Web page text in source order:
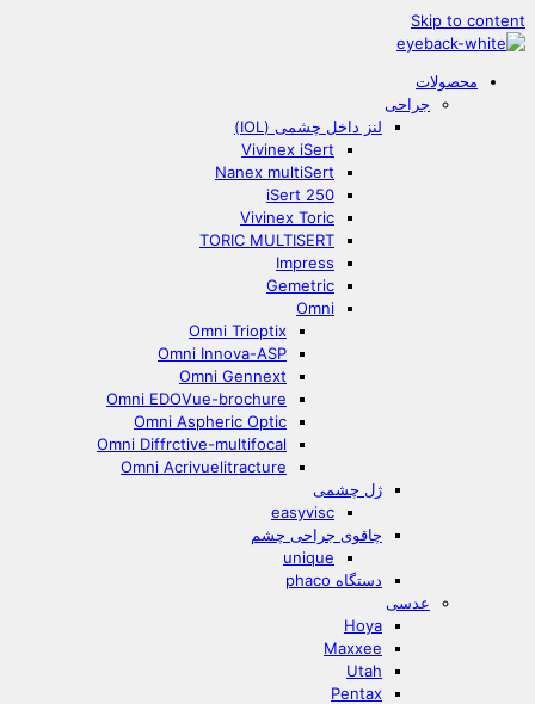
Skip to content
محصولات
جراحی
لنز داخل چشمی (IOL)
Vivinex iSert
Nanex multiSert
iSert 250
Vivinex Toric
TORIC MULTISERT
Impress
Gemetric
Omni
Omni Trioptix
Omni Innova-ASP
Omni Gennext
Omni EDOVue-brochure
Omni Aspheric Optic
Omni Diffrctive-multifocal
Omni Acrivuelitracture
ژل چشمی
easyvisc
چاقوی جراحی چشم
unique
دستگاه phaco
عدسی
Hoya
Maxxee
Utah
Pentax